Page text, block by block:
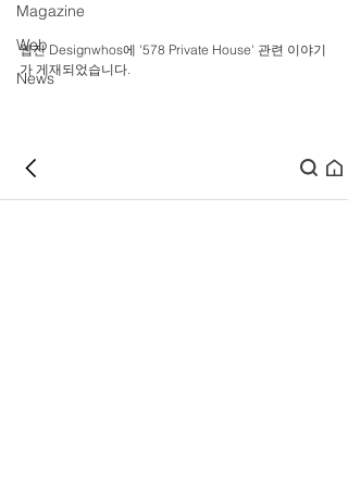
Magazine
Web
News
웹진 Designwhos에 '578 Private House' 관련 이야기
가 게재되었습니다.